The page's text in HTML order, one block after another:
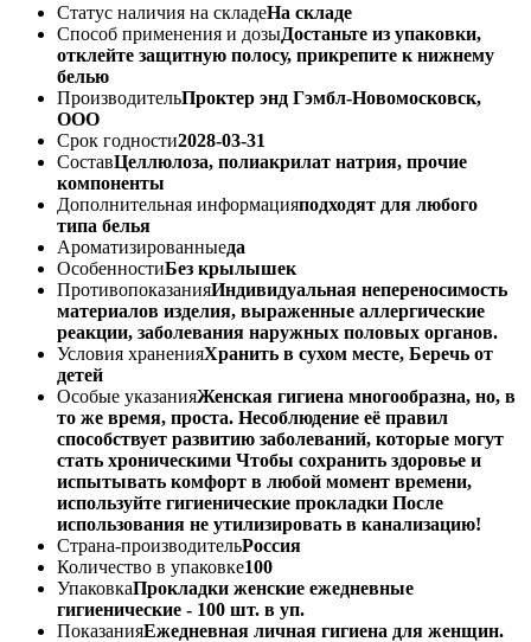
Статус наличия на складеНа складе
Способ применения и дозыДостаньте из упаковки,
отклейте защитную полосу, прикрепите к нижнему
белью
ПроизводительПроктер энд Гэмбл-Новомосковск,
ООО
Срок годности2028-03-31
СоставЦеллюлоза, полиакрилат натрия, прочие
компоненты
Дополнительная информацияподходят для любого
типа белья
Ароматизированныеда
ОсобенностиБез крылышек
ПротивопоказанияИндивидуальная непереносимость
материалов изделия, выраженные аллергические
реакции, заболевания наружных половых органов.
Условия храненияХранить в сухом месте, Беречь от
детей
Особые указанияЖенская гигиена многообразна, но, в
то же время, проста. Несоблюдение её правил
способствует развитию заболеваний, которые могут
стать хроническими Чтобы сохранить здоровье и
испытывать комфорт в любой момент времени,
используйте гигиенические прокладки После
использования не утилизировать в канализацию!
Страна-производительРоссия
Количество в упаковке100
УпаковкаПрокладки женские ежедневные
гигиенические - 100 шт. в уп.
ПоказанияЕжедневная личная гигиена для женщин.